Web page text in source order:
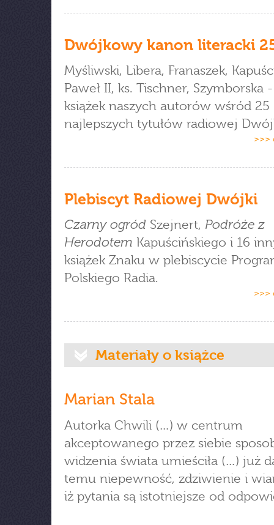
Dwójkowy kanon literacki
Myśliwski, Libera, Franaszek,
Paweł II, ks. Tischner, Szymborska
książek naszych autorów wśród 25
najlepszych tytułów radiowej
>>>
Plebiscyt Radiowej Dwójki
Czarny ogród Szejnert, Podróże z
Herodotem Kapuścińskiego i 16
książek Znaku w plebiscycie
Polskiego Radia.
>>>
Materiały o książce
Marian Stala
Autorka Chwili (…) w centrum
akceptowanego przez siebie
widzenia świata umieściła (…) już
temu niepewność, zdziwienie i
iż pytania są istotniejsze od